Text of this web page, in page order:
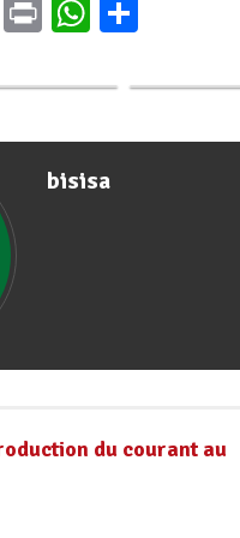
EmailPrintWhatsApp
Burundi :
bisisa
du courant au